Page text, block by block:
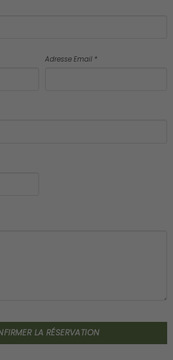
Adresse Email *
LA RÉSERVATION